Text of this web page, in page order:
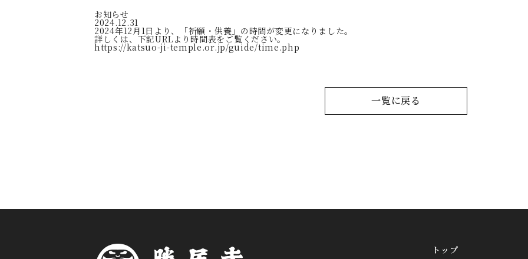
お知らせ
2024.12.31
2024年12月1日より、「祈願・供養」の時間が変更になりました。
詳しくは、下記URLより時間表をご覧ください。
https://katsuo-ji-temple.or.jp/guide/time.php
一覧に戻る
トップ